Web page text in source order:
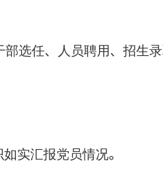
部选任、人员聘用、招生
实汇报党员情况。